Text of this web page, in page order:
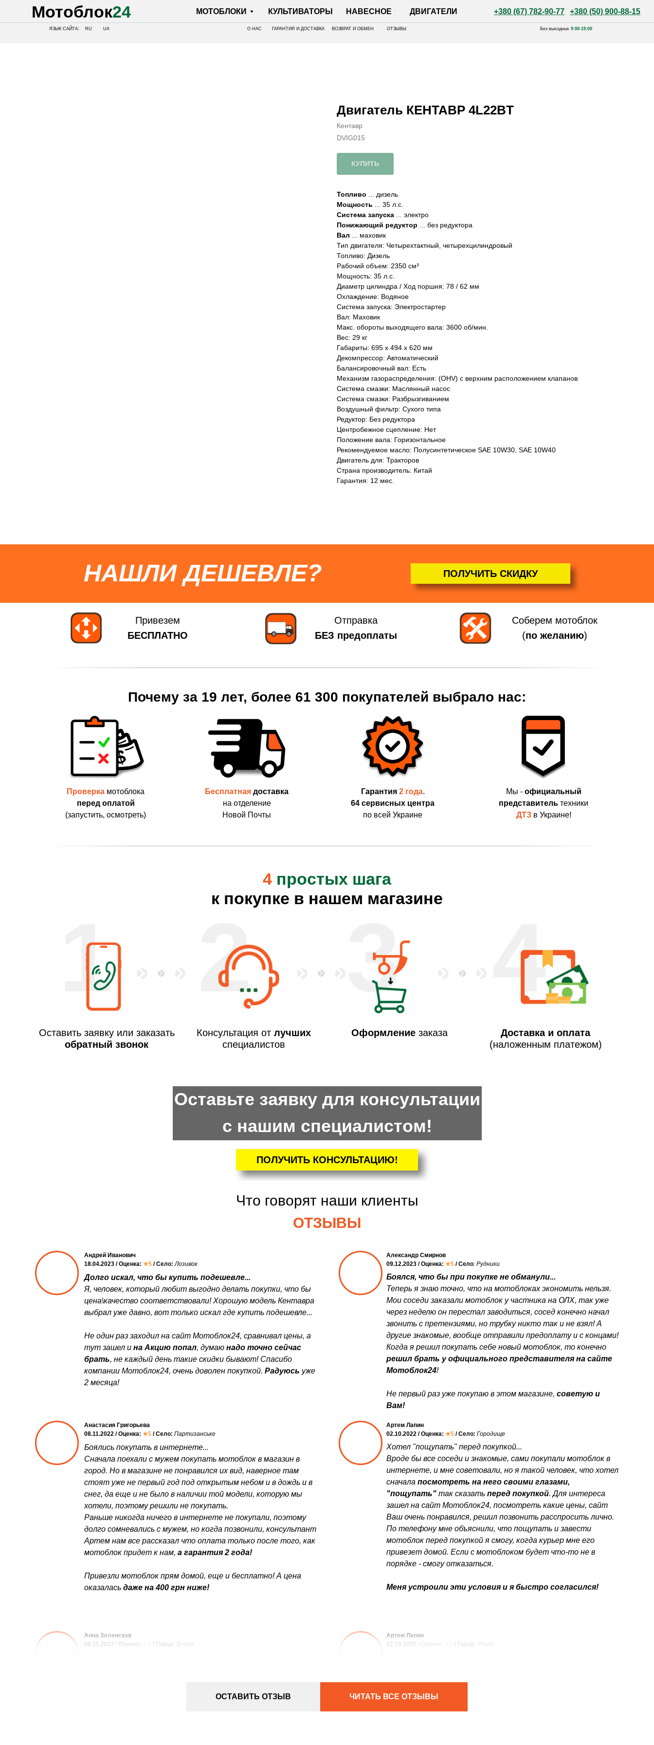
Мотоблок24 +380 (67) 782-90-77 +380 (50) 900-88-15
МОТОБЛОКИ КУЛЬТИВАТОРЫ НАВЕСНОЕ ДВИГАТЕЛИ
ЯЗЫК САЙТА:
Двигатель КЕНТАВР 4L22BT
Кентавр
DVIG015
КУПИТЬ
Топливо ... дизель
Мощность ... 35 л.с.
Система запуска ... электро
Понижающий редуктор ... без редуктора
Вал ... маховик
Тип двигателя: Четырехтактный, четырехцилиндровый
Топливо: Дизель
Рабочий объем: 2350 см³
Мощность: 35 л.с.
Диаметр цилиндра / Ход поршня: 78 / 62 мм
Охлаждение: Водяное
Система запуска: Электростартер
Вал: Маховик
Макс. обороты выходящего вала: 3600 об/мин.
Вес: 29 кг
Габариты: 695 x 494 x 620 мм
Декомпрессор: Автоматический
Балансировочный вал: Есть
Механизм газораспределения: (OHV) с верхним расположением клапанов
Система смазки: Маслянный насос
Система смазки: Разбрызгиванием
Воздушный фильтр: Сухого типа
Редуктор: Без редуктора
Центробежное сцепление: Нет
Положение вала: Горизонтальное
Рекомендуемое масло: Полусинтетическое SAE 10W30, SAE 10W40
Двигатель для: Тракторов
Страна производитель: Китай
Гарантия: 12 мес.
НАШЛИ ДЕШЕВЛЕ? ПОЛУЧИТЬ СКИДКУ
Отправка
БЕЗ предоплаты
Привезем
БЕСПЛАТНО
Соберем мотоблок
(по желанию)
Почему за 19 лет, более 61 300 покупателей выбрало нас:
Проверка мотоблока
перед оплатой
(запустить, осмотреть)
Гарантия 2 года.
64 сервисных центра
по всей Украине
Бесплатная доставка
на отделение
Новой Почты
Мы - официальный
представитель техники
ДТЗ в Украине!
1 4
3
2
Оставить заявку или заказать
обратный звонок
Консультация от лучших
специалистов
Оформление заказа
Доставка и оплата
(наложенным платежом)
4 простых шага
к покупке в нашем магазине
ПОЛУЧИТЬ КОНСУЛЬТАЦИЮ!
Оставьте заявку для консультации
с нашим специалистом!
Что говорят наши клиенты
ОТЗЫВЫ
Хотел "пощупать" перед покупкой...
Вроде бы все соседи и знакомые, сами покупали мотоблок в
интернете, и мне советовали, но я такой человек, что хотел
сначала посмотреть на него своими глазами,
"пощупать" так сказать перед покупкой. Для интереса
зашел на сайт Мотоблок24, посмотреть какие цены, сайт
Ваш очень понравился, решил позвонить расспросить лично.
По телефону мне объяснили, что пощупать и завести
мотоблок перед покупкой я смогу, когда курьер мне его
привезет домой. Если с мотоблоком будет что-то не в
порядке - смогу отказаться.
Меня устроили эти условия и я быстро согласился!
Артем Лапин
02.10.2022 / Оценка: ★5 / Село: Городище
Боялся, что бы при покупке не обманули...
Теперь я знаю точно, что на мотоблоках экономить нельзя.
Мои соседи заказали мотоблок у частника на ОЛХ, так уже
через неделю он перестал заводиться, сосед конечно начал
звонить с претензиями, но трубку никто так и не взял! А
другие знакомые, вообще отправили предоплату и с концами!
Когда я решил покупать себе новый мотоблок, то конечно
решил брать у официального представителя на сайте
Мотоблок24!
Не первый раз уже покупаю в этом магазине, советую и
Вам!
Александр Смирнов
09.12.2023 / Оценка: ★5 / Село: Рудники
Боялись покупать в интернете...
Сначала поехали с мужем покупать мотоблок в магазин в
город. Но в магазине не понравился их вид, наверное там
стоят уже не первый год под открытым небом и в дождь и в
снег, да еще и не было в наличии той модели, которую мы
хотели, поэтому решили не покупать.
Раньше никогда ничего в интернете не покупали, поэтому
долго сомневались с мужем, но когда позвонили, консультант
Артем нам все рассказал что оплата только после того, как
мотоблок придет к нам, а гарантия 2 года!
Привезли мотоблок прям домой, еще и бесплатно! А цена
оказалась даже на 400 грн ниже!
Анастасия Григорьева
08.11.2022 / Оценка: ★5 / Село: Партизанське
Артем Лапин
02.10.2022 / Оценка: ★5 / Город : Ровно
Анна Зеленская
08.11.2022 / Оценка: ★5 / Город: Днепр
Долго искал, что бы купить подешевле...
Я, человек, который любит выгодно делать покупки, что бы
цена\качество соответствовали! Хорошую модель Кентавра
выбрал уже давно, вот только искал где купить подешевле...
Не один раз заходил на сайт Мотоблок24, сравнивал цены, а
тут зашел и на Акцию попал, думаю надо точно сейчас
брать, не каждый день такие скидки бывают! Спасибо
компании Мотоблок24, очень доволен покупкой. Радуюсь уже
2 месяца!
Андрей Иванович
18.04.2023 / Оценка: ★5 / Село: Лозивок
ОСТАВИТЬ ОТЗЫВ ЧИТАТЬ ВСЕ ОТЗЫВЫ